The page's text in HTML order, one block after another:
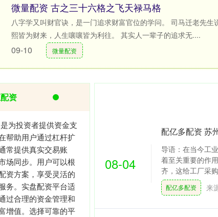
微量配资 古之三十六格之飞天禄马格
八字学又叫财官诀，是一门追求财富官位的学问。 司马迁老先生
熙皆为财来，人生嚷嚷皆为利往。 其实人一辈子的追求无....
09-10 微量配资
08-04
配亿多配资 苏
导语：在当今工
着至关重要的作
齐，这给工厂采
配亿多配资 来
资
为投资者提供资金支
帮助用户通过杠杆扩
常提供真实交易账
场同步。用户可以根
资方案，享受灵活的
务。实盘配资平台适
过合理的资金管理和
增值。选择可靠的平